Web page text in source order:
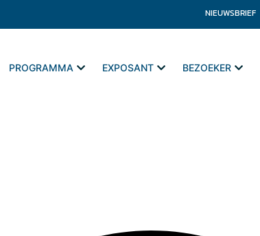
NIEUWSBRIEF
PROGRAMMA EXPOSANT BEZOEKER